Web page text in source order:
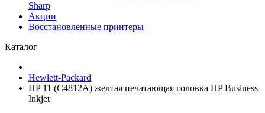
Sharp
Акции
Восстановленные принтеры
Каталог
Hewlett-Packard
HP 11 (C4812A) желтая печатающая головка HP Business
Inkjet